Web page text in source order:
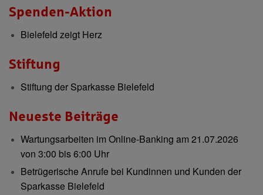
Spenden-Aktion
Bielefeld zeigt Herz
Stiftung
Stiftung der Sparkasse Bielefeld
Neueste Beiträge
Wartungsarbeiten im Online-Banking am 21.07.2026
von 3:00 bis 6:00 Uhr
Betrügerische Anrufe bei Kundinnen und Kunden der
Sparkasse Bielefeld